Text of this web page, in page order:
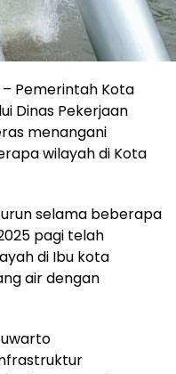
– Pemerintah Kota
Dinas Pekerjaan
menangani
wilayah di Kota
selama beberapa
pagi telah
di Ibu kota
air dengan